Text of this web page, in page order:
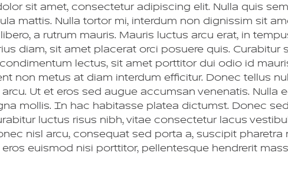
sit amet, consectetur adipiscing elit. Nulla quis
mattis. Nulla tortor mi, interdum non dignissim sit
a rutrum mauris. Mauris luctus arcu erat, in
diam, sit amet placerat orci posuere quis. Curabitur
lectus, sit amet porttitor dui odio id
non metus at diam interdum efficitur. Donec tellus
Ut et eros sed augue accumsan venenatis. Nulla
mollis. In hac habitasse platea dictumst. Donec
luctus risus nibh, vitae consectetur lacus
nisl arcu, consequat sed porta a, suscipit
euismod nisi porttitor, pellentesque hendrerit